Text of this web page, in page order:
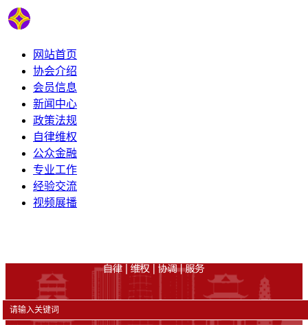
网站首页
协会介绍
会员信息
新闻中心
政策法规
自律维权
公众金融
专业工作
经验交流
视频展播